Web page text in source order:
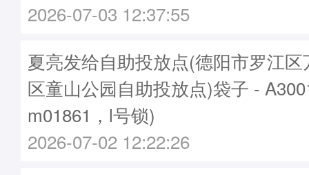
2026-07-03 12:37:55
夏亮发给自助投放点(德阳市罗江
区童山公园自助投放点)袋子 -
m01861，l号锁)
2026-07-02 12:22:26